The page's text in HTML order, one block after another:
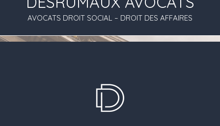
AVOCATS DROIT SOCIAL – DROIT DES AFFAIRES